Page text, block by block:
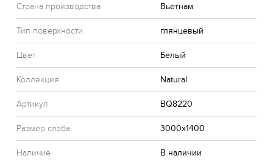
Страна производства Вьетнам
Тип поверхности глянцевый
Цвет Белый
Коллекция Natural
Артикул BQ8220
Размер слэба 3000x1400
Наличие В наличии